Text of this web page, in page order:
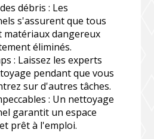
débris : Les
s'assurent que tous
matériaux dangereux
éliminés.
: Laissez les experts
pendant que vous
sur d'autres tâches.
: Un nettoyage
garantit un espace
prêt à l'emploi.